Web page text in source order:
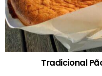
Tradicional